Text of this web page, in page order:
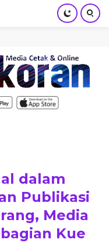
dalam
Publikasi
Media
Kue